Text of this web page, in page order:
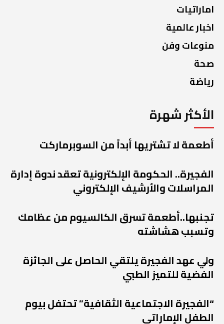
اماراتيات
اخبار عالمية
منوعات وفن
صحة
رياضة
الأكثر شهرة
أطعمة لا تشتريها أبداً من السوبرماركت
الفجيرة.. الحكومة الإلكترونية تعقد ندوة إدارة
المراسلات والأرشيف الإلكتروني
تجنبها..أطعمة تسرق الكالسيوم من عظامك
وتسبب هشاشته
ولي عهد الفجيرة يلتقي الحاصل على الجائزة
الفضية للتميز الطبي
“الفجيرة الاجتماعية الثقافية” تحتفل بيوم
الطفل الإماراتي